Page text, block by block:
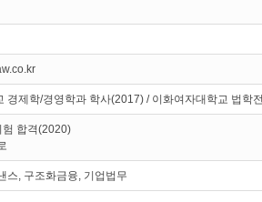
경제학/경영학과 학사(2017) / 이화여자대학교 법학
합격(2020)
스, 구조화금융, 기업법무